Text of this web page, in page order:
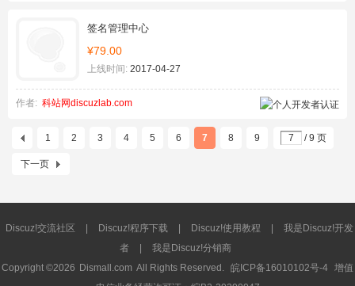
签名管理中心
¥79.00
上线时间: 2017-04-27
作者: 科站网discuzlab.com
1 2 3 4 5 6 7 8 9 / 9 页
下一页
Discuz!交流社区 Discuz!程序下载 Discuz!使用教程
我是Discuz!开发
者
我是Discuz!分销商
Copyright ©2026 Dismall.com All Rights Reserved. 皖ICP备16010102号-4 增值